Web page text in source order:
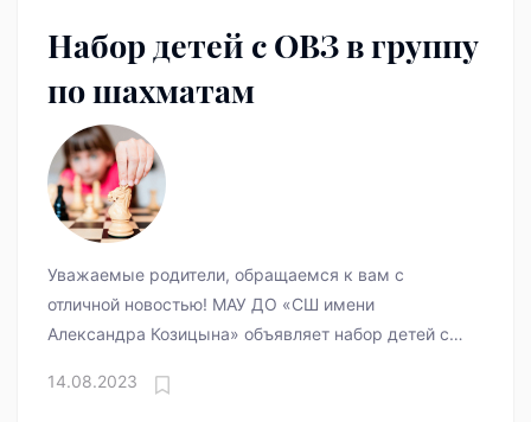
Набор детей с ОВЗ в группу
по шахматам
Уважаемые родители, обращаемся к вам с
отличной новостью! МАУ ДО «СШ имени
Александра Козицына» объявляет набор детей с
по шахматам!
14.08.2023